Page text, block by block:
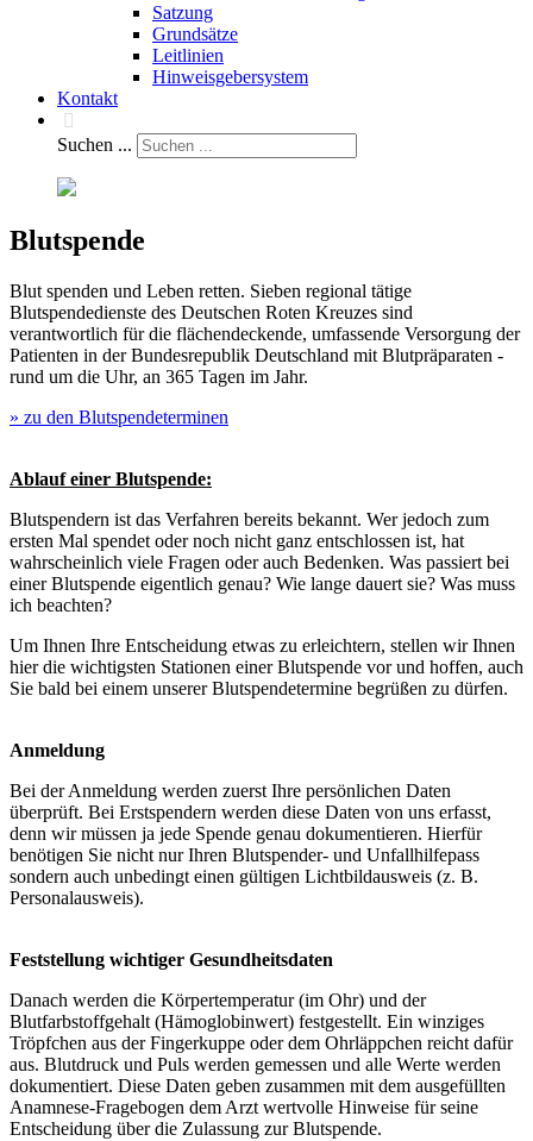
Satzung
Grundsätze
Leitlinien
Hinweisgebersystem
Kontakt
Suchen ...
Blutspende
Blut spenden und Leben retten. Sieben regional tätige
Blutspendedienste des Deutschen Roten Kreuzes sind
verantwortlich für die flächendeckende, umfassende Versorgung der
Patienten in der Bundesrepublik Deutschland mit Blutpräparaten -
rund um die Uhr, an 365 Tagen im Jahr.
» zu den Blutspendeterminen
Ablauf einer Blutspende:
Blutspendern ist das Verfahren bereits bekannt. Wer jedoch zum
ersten Mal spendet oder noch nicht ganz entschlossen ist, hat
wahrscheinlich viele Fragen oder auch Bedenken. Was passiert bei
einer Blutspende eigentlich genau? Wie lange dauert sie? Was muss
ich beachten?
Um Ihnen Ihre Entscheidung etwas zu erleichtern, stellen wir Ihnen
hier die wichtigsten Stationen einer Blutspende vor und hoffen, auch
Sie bald bei einem unserer Blutspendetermine begrüßen zu dürfen.
Anmeldung
Bei der Anmeldung werden zuerst Ihre persönlichen Daten
überprüft. Bei Erstspendern werden diese Daten von uns erfasst,
denn wir müssen ja jede Spende genau dokumentieren. Hierfür
benötigen Sie nicht nur Ihren Blutspender- und Unfallhilfepass
sondern auch unbedingt einen gültigen Lichtbildausweis (z. B.
Personalausweis).
Feststellung wichtiger Gesundheitsdaten
Danach werden die Körpertemperatur (im Ohr) und der
Blutfarbstoffgehalt (Hämoglobinwert) festgestellt. Ein winziges
Tröpfchen aus der Fingerkuppe oder dem Ohrläppchen reicht dafür
aus. Blutdruck und Puls werden gemessen und alle Werte werden
dokumentiert. Diese Daten geben zusammen mit dem ausgefüllten
Anamnese-Fragebogen dem Arzt wertvolle Hinweise für seine
Entscheidung über die Zulassung zur Blutspende.